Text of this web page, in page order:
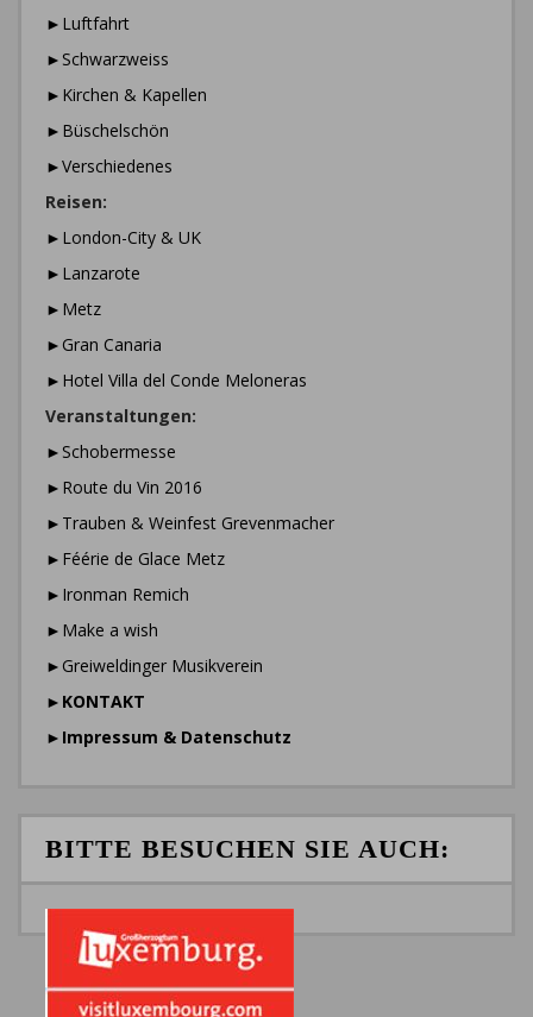
►Luftfahrt
►Schwarzweiss
►Kirchen & Kapellen
►Büschelschön
►Verschiedenes
Reisen:
►London-City & UK
►Lanzarote
►Metz
►Gran Canaria
►Hotel Villa del Conde Meloneras
Veranstaltungen:
►Schobermesse
►Route du Vin 2016
►Trauben & Weinfest Grevenmacher
►Féérie de Glace Metz
►Ironman Remich
►Make a wish
►Greiweldinger Musikverein
► KONTAKT
► Impressum & Datenschutz
BITTE BESUCHEN SIE AUCH: